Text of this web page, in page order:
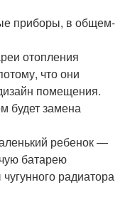
приборы, в общем-
отопления
что они
помещения.
будет замена
ребенок —
батарею
радиатора